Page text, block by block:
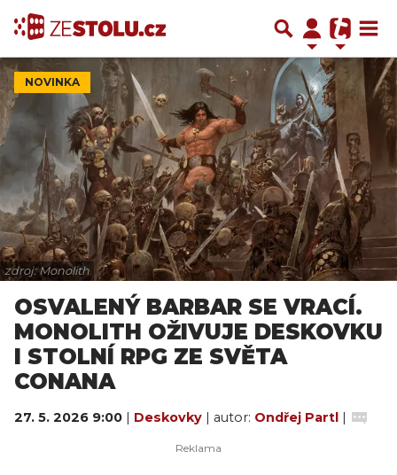
NOVINKA
zdroj: Monolith
OSVALENÝ BARBAR SE VRACÍ.
MONOLITH OŽIVUJE DESKOVKU
I STOLNÍ RPG ZE SVĚTA
CONANA
27. 5. 2026 9:00 | Deskovky | autor: Ondřej Partl |